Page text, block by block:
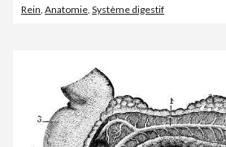
Rein Anatomie Système digestif